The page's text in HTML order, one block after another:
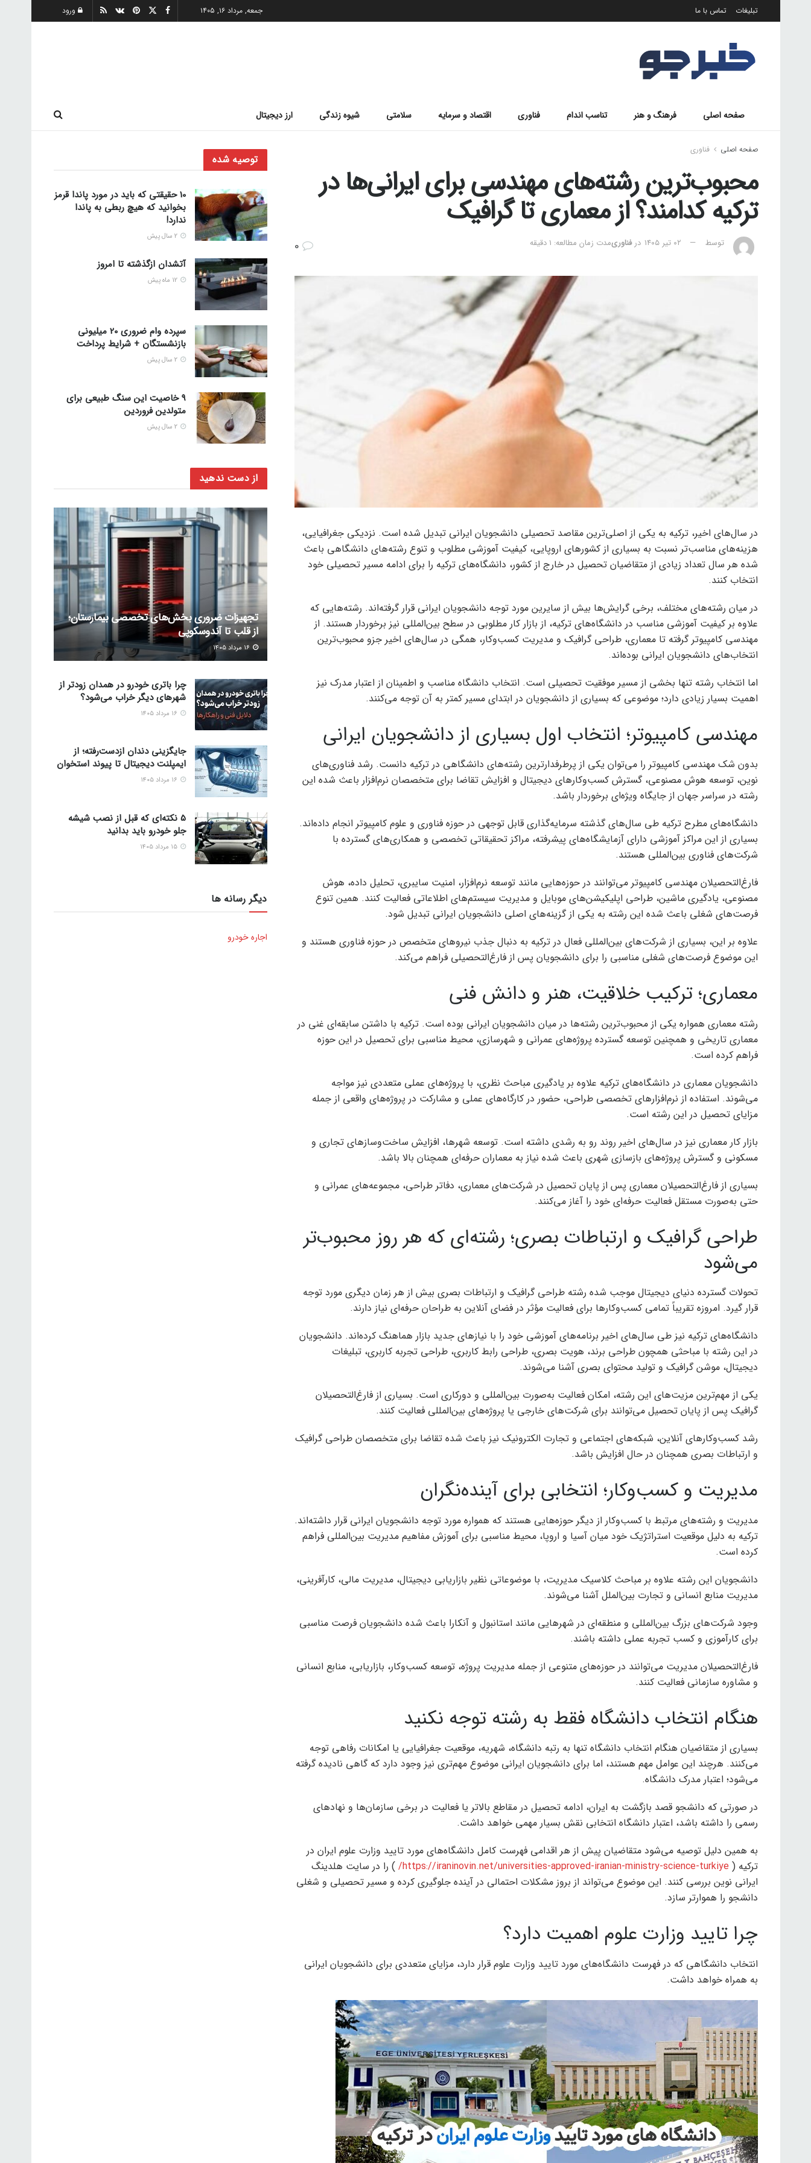
تبلیغات تماس با ما جمعه, مرداد ۱۶, ۱۴۰۵ ورود
صفحه اصلی فرهنگ و هنر تناسب اندام فناوری اقتصاد و سرمایه سلامتی شیوه زندگی ارز دیجیتال
صفحه اصلی فناوری
محبوب‌ترین رشته‌های مهندسی برای ایرانی‌ها در
ترکیه کدامند؟ از معماری تا گرافیک
توسط ۰۲ تیر ۱۴۰۵ در فناوریمدت زمان مطالعه: 1 دقیقه
در سال‌های اخیر، ترکیه به یکی از اصلی‌ترین مقاصد تحصیلی دانشجویان ایرانی تبدیل شده است. نزدیکی جغرافیایی،
هزینه‌های مناسب‌تر نسبت به بسیاری از کشورهای اروپایی، کیفیت آموزشی مطلوب و تنوع رشته‌های دانشگاهی باعث
شده هر سال تعداد زیادی از متقاضیان تحصیل در خارج از کشور، دانشگاه‌های ترکیه را برای ادامه مسیر تحصیلی خود
انتخاب کنند.
در میان رشته‌های مختلف، برخی گرایش‌ها بیش از سایرین مورد توجه دانشجویان ایرانی قرار گرفته‌اند. رشته‌هایی که
علاوه بر کیفیت آموزشی مناسب در دانشگاه‌های ترکیه، از بازار کار مطلوبی در سطح بین‌المللی نیز برخوردار هستند. از
مهندسی کامپیوتر گرفته تا معماری، طراحی گرافیک و مدیریت کسب‌وکار، همگی در سال‌های اخیر جزو محبوب‌ترین
انتخاب‌های دانشجویان ایرانی بوده‌اند.
اما انتخاب رشته تنها بخشی از مسیر موفقیت تحصیلی است. انتخاب دانشگاه مناسب و اطمینان از اعتبار مدرک نیز
اهمیت بسیار زیادی دارد؛ موضوعی که بسیاری از دانشجویان در ابتدای مسیر کمتر به آن توجه می‌کنند.
مهندسی کامپیوتر؛ انتخاب اول بسیاری از دانشجویان ایرانی
بدون شک مهندسی کامپیوتر را می‌توان یکی از پرطرفدارترین رشته‌های دانشگاهی در ترکیه دانست. رشد فناوری‌های
نوین، توسعه هوش مصنوعی، گسترش کسب‌وکارهای دیجیتال و افزایش تقاضا برای متخصصان نرم‌افزار باعث شده این
رشته در سراسر جهان از جایگاه ویژه‌ای برخوردار باشد.
دانشگاه‌های مطرح ترکیه طی سال‌های گذشته سرمایه‌گذاری قابل توجهی در حوزه فناوری و علوم کامپیوتر انجام داده‌اند.
بسیاری از این مراکز آموزشی دارای آزمایشگاه‌های پیشرفته، مراکز تحقیقاتی تخصصی و همکاری‌های گسترده با
شرکت‌های فناوری بین‌المللی هستند.
فارغ‌التحصیلان مهندسی کامپیوتر می‌توانند در حوزه‌هایی مانند توسعه نرم‌افزار، امنیت سایبری، تحلیل داده، هوش
مصنوعی، یادگیری ماشین، طراحی اپلیکیشن‌های موبایل و مدیریت سیستم‌های اطلاعاتی فعالیت کنند. همین تنوع
فرصت‌های شغلی باعث شده این رشته به یکی از گزینه‌های اصلی دانشجویان ایرانی تبدیل شود.
علاوه بر این، بسیاری از شرکت‌های بین‌المللی فعال در ترکیه به دنبال جذب نیروهای متخصص در حوزه فناوری هستند و
این موضوع فرصت‌های شغلی مناسبی را برای دانشجویان پس از فارغ‌التحصیلی فراهم می‌کند.
معماری؛ ترکیب خلاقیت، هنر و دانش فنی
رشته معماری همواره یکی از محبوب‌ترین رشته‌ها در میان دانشجویان ایرانی بوده است. ترکیه با داشتن سابقه‌ای غنی در
معماری تاریخی و همچنین توسعه گسترده پروژه‌های عمرانی و شهرسازی، محیط مناسبی برای تحصیل در این حوزه
فراهم کرده است.
دانشجویان معماری در دانشگاه‌های ترکیه علاوه بر یادگیری مباحث نظری، با پروژه‌های عملی متعددی نیز مواجه
می‌شوند. استفاده از نرم‌افزارهای تخصصی طراحی، حضور در کارگاه‌های عملی و مشارکت در پروژه‌های واقعی از جمله
مزایای تحصیل در این رشته است.
بازار کار معماری نیز در سال‌های اخیر روند رو به رشدی داشته است. توسعه شهرها، افزایش ساخت‌وسازهای تجاری و
مسکونی و گسترش پروژه‌های بازسازی شهری باعث شده نیاز به معماران حرفه‌ای همچنان بالا باشد.
بسیاری از فارغ‌التحصیلان معماری پس از پایان تحصیل در شرکت‌های معماری، دفاتر طراحی، مجموعه‌های عمرانی و
حتی به‌صورت مستقل فعالیت حرفه‌ای خود را آغاز می‌کنند.
طراحی گرافیک و ارتباطات بصری؛ رشته‌ای که هر روز محبوب‌تر
می‌شود
تحولات گسترده دنیای دیجیتال موجب شده رشته طراحی گرافیک و ارتباطات بصری بیش از هر زمان دیگری مورد توجه
قرار گیرد. امروزه تقریباً تمامی کسب‌وکارها برای فعالیت مؤثر در فضای آنلاین به طراحان حرفه‌ای نیاز دارند.
دانشگاه‌های ترکیه نیز طی سال‌های اخیر برنامه‌های آموزشی خود را با نیازهای جدید بازار هماهنگ کرده‌اند. دانشجویان
در این رشته با مباحثی همچون طراحی برند، هویت بصری، طراحی رابط کاربری، طراحی تجربه کاربری، تبلیغات
دیجیتال، موشن گرافیک و تولید محتوای بصری آشنا می‌شوند.
یکی از مهم‌ترین مزیت‌های این رشته، امکان فعالیت به‌صورت بین‌المللی و دورکاری است. بسیاری از فارغ‌التحصیلان
گرافیک پس از پایان تحصیل می‌توانند برای شرکت‌های خارجی یا پروژه‌های بین‌المللی فعالیت کنند.
رشد کسب‌وکارهای آنلاین، شبکه‌های اجتماعی و تجارت الکترونیک نیز باعث شده تقاضا برای متخصصان طراحی گرافیک
و ارتباطات بصری همچنان در حال افزایش باشد.
مدیریت و کسب‌وکار؛ انتخابی برای آینده‌نگران
مدیریت و رشته‌های مرتبط با کسب‌وکار از دیگر حوزه‌هایی هستند که همواره مورد توجه دانشجویان ایرانی قرار داشته‌اند.
ترکیه به دلیل موقعیت استراتژیک خود میان آسیا و اروپا، محیط مناسبی برای آموزش مفاهیم مدیریت بین‌المللی فراهم
کرده است.
دانشجویان این رشته علاوه بر مباحث کلاسیک مدیریت، با موضوعاتی نظیر بازاریابی دیجیتال، مدیریت مالی، کارآفرینی،
مدیریت منابع انسانی و تجارت بین‌الملل آشنا می‌شوند.
وجود شرکت‌های بزرگ بین‌المللی و منطقه‌ای در شهرهایی مانند استانبول و آنکارا باعث شده دانشجویان فرصت مناسبی
برای کارآموزی و کسب تجربه عملی داشته باشند.
فارغ‌التحصیلان مدیریت می‌توانند در حوزه‌های متنوعی از جمله مدیریت پروژه، توسعه کسب‌وکار، بازاریابی، منابع انسانی
و مشاوره سازمانی فعالیت کنند.
هنگام انتخاب دانشگاه فقط به رشته توجه نکنید
بسیاری از متقاضیان هنگام انتخاب دانشگاه تنها به رتبه دانشگاه، شهریه، موقعیت جغرافیایی یا امکانات رفاهی توجه
می‌کنند. هرچند این عوامل مهم هستند، اما برای دانشجویان ایرانی موضوع مهم‌تری نیز وجود دارد که گاهی نادیده گرفته
می‌شود؛ اعتبار مدرک دانشگاه.
در صورتی که دانشجو قصد بازگشت به ایران، ادامه تحصیل در مقاطع بالاتر یا فعالیت در برخی سازمان‌ها و نهادهای
رسمی را داشته باشد، اعتبار دانشگاه انتخابی نقش بسیار مهمی خواهد داشت.
به همین دلیل توصیه می‌شود متقاضیان پیش از هر اقدامی فهرست کامل دانشگاه‌های مورد تایید وزارت علوم ایران در
ترکیه (https://iraninovin.net/universities-approved-iranian-ministry-science-turkiye/ ) را در سایت هلدینگ
ایرانی نوین بررسی کنند. این موضوع می‌تواند از بروز مشکلات احتمالی در آینده جلوگیری کرده و مسیر تحصیلی و شغلی
دانشجو را هموارتر سازد.
چرا تایید وزارت علوم اهمیت دارد؟
انتخاب دانشگاهی که در فهرست دانشگاه‌های مورد تایید وزارت علوم قرار دارد، مزایای متعددی برای دانشجویان ایرانی
به همراه خواهد داشت.
توصیه شده
10 حقیقتی که باید در مورد پاندا قرمز
بخوانید که هیچ ربطی به پاندا
ندارد!
2 سال پیش
آتشدان ازگذشته تا امروز
12 ماه پیش
سپرده وام ضروری 20 میلیونی
بازنشستگان + شرایط پرداخت
2 سال پیش
9 خاصیت این سنگ طبیعی برای
متولدین فروردین
2 سال پیش
از دست ندهید
تجهیزات ضروری بخش‌های تخصصی بیمارستان؛
از قلب تا آندوسکوپی
۱۶ مرداد ۱۴۰۵
چرا باتری خودرو در همدان زودتر از
شهرهای دیگر خراب می‌شود؟
جایگزینی دندان ازدست‌رفته؛ از
ایمپلنت دیجیتال تا پیوند استخوان
5 نکته‌ای که قبل از نصب شیشه
جلو خودرو باید بدانید
۱۵ مرداد ۱۴۰۵
دیگر رسانه ها
اجاره خودرو